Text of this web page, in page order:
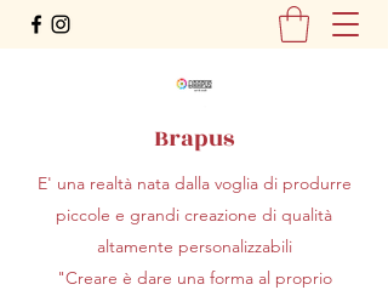
Brapus
E' una realtà nata dalla voglia di produrre
piccole e grandi creazione di qualità
altamente personalizzabili
"Creare è dare una forma al proprio